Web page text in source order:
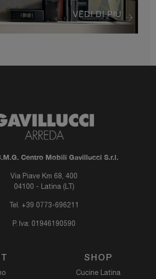
VEDI DI PIÙ
Centro Mobili Gavillucci S.r.l.
Via Piave Km 68, 400
04100 - Latina (LT)
Tel. +39 0773-696211
P. Iva: 01946190590
SHOP
Cucine Latina